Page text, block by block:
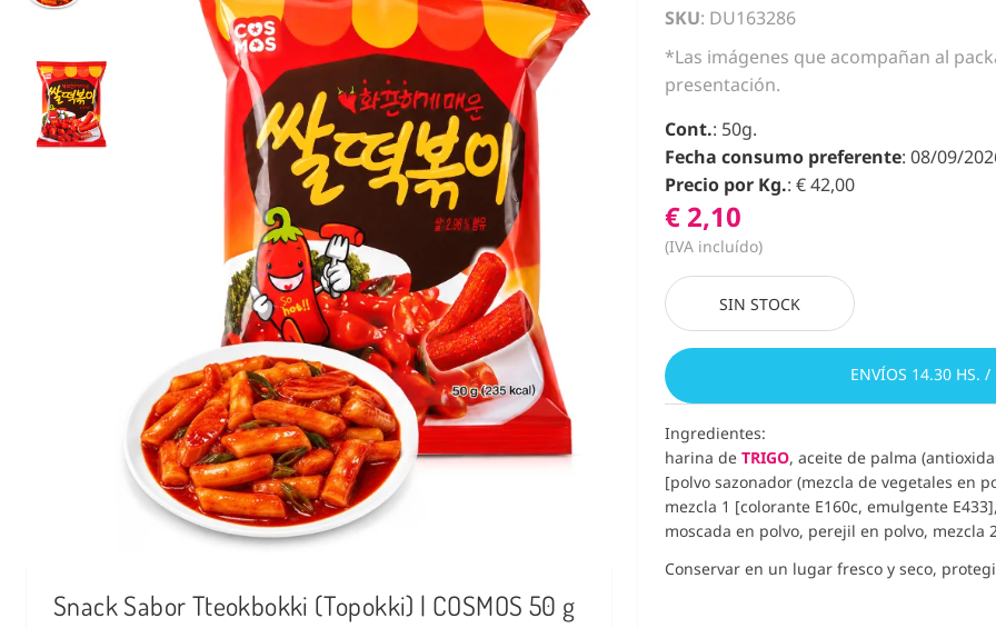
Snack Sabor Tteokbokki (Topokki) | COSMOS 50 g
SKU: DU163286
*Las imágenes que acompañan al
presentación.
Cont.: 50g.
Fecha consumo preferente: 08/09/
Precio por Kg.: € 42,00
€ 2,10
(IVA incluído)
SIN STOCK
ENVÍOS 14.30 HS. /
Ingredientes:
harina de TRIGO, aceite de palma
[polvo sazonador (mezcla de vegetales en
mezcla 1 [colorante E160c, emulgente
moscada en polvo, perejil en polvo, mezcla
Conservar en un lugar fresco y seco,